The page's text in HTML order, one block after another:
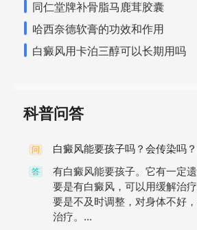
同仁堂牌补骨脂马鹿茸胶囊
哈西奈德软膏的功效和作用
白癜风用卡泊三醇可以长期用吗
科普问答
问 白癜风能要孩子吗？会传染吗？
答
有白癜风能要孩子。它有一定遗
要是有白癜风，可以用缓解治疗
要是不及时调整，对身体不好
治疗。...